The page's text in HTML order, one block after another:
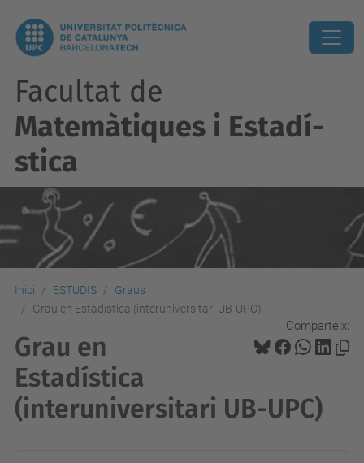
Facultat de
Matemàtiques i Estadí­
stica
Inici ESTUDIS
Graus
Grau en Estadística (interuniversitari UB-UPC)
Comparteix:
Grau en
Estadística
(interuniversitari UB-UPC)